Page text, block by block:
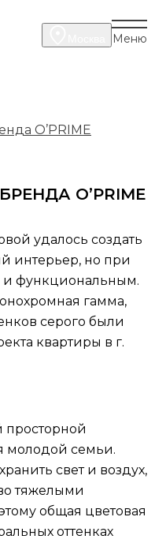
Меню
O’PRIME
O’PRIME
удалось создать
интерьер, но при
и функциональным.
гамма,
серого были
квартиры в г.
просторной
молодой семьи.
свет и воздух,
тяжелыми
общая цветовая
оттенках